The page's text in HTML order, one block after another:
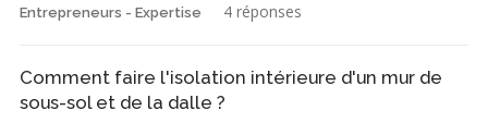
Entrepreneurs - Expertise 4 réponses
Comment faire l'isolation intérieure d'un mur de
sous-sol et de la dalle ?